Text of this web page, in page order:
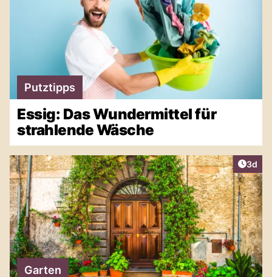
Putztipps
Essig: Das Wundermittel für
strahlende Wäsche
3d
Garten